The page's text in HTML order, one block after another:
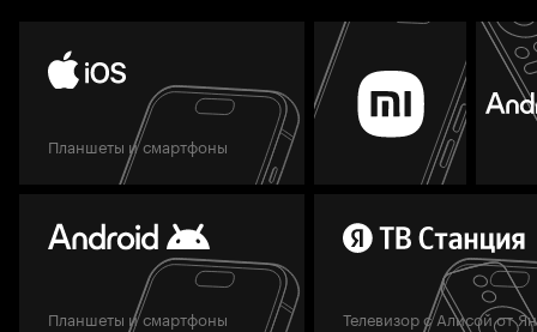
Планшеты и смартфоны
Планшеты и смартфоны Телевизор с Алисой от